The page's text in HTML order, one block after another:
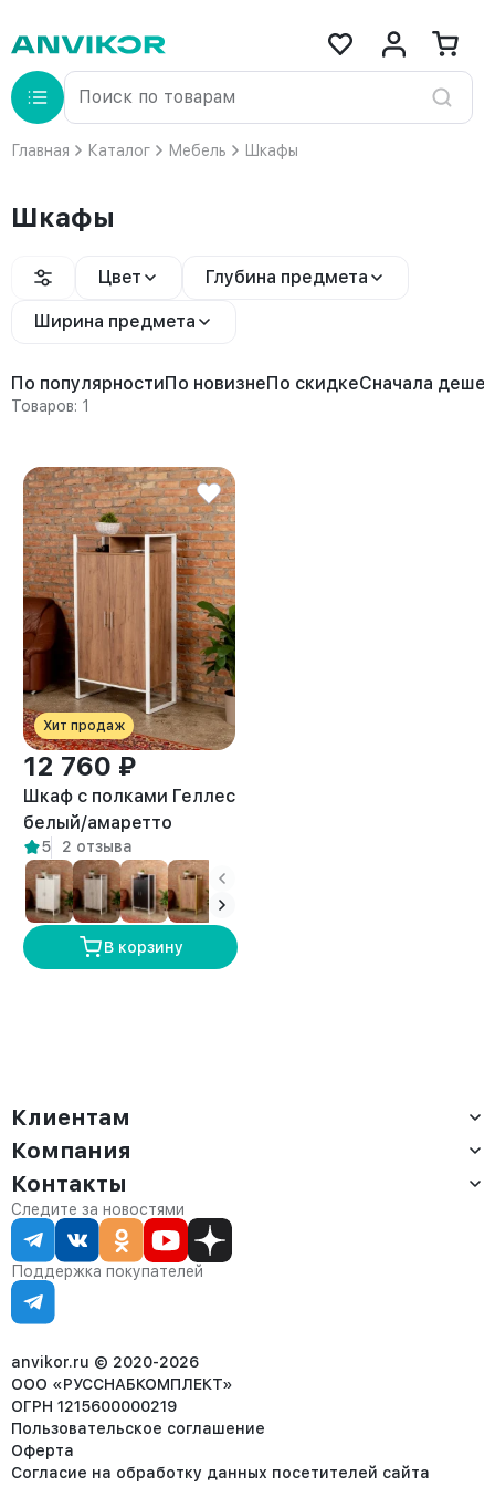
Главная Каталог Мебель Шкафы
Шкафы
Цвет Глубина предмета
Ширина предмета
По популярностиПо новизнеПо скидкеСначала
Товаров: 1
Хит продаж
12 760 ₽
Шкаф с полками Геллес
белый/амаретто
5 2 отзыва
В корзину
Клиентам
Доставка
Оплата
Сервис
Статус заказа
Статьи
Компания
О компании
Контакты
Партнёрам
Контакты
Отдел продаж:
8 (800) 234-22-62
corp@anvikor.ru
Ежедневно, с 7:00-19:00 (МСК)
Отдел рекламации:
8 (953) 455-25-61
Следите за новостями
Поддержка покупателей
anvikor.ru © 2020-2026
ООО «РУССНАБКОМПЛЕКТ»
ОГРН 1215600000219
Пользовательское соглашение
Оферта
Согласие на обработку данных посетителей сайта